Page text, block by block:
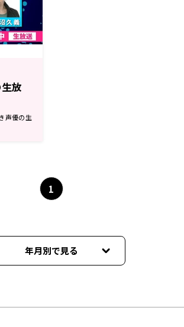
放
声優の生
1
年月別で見る